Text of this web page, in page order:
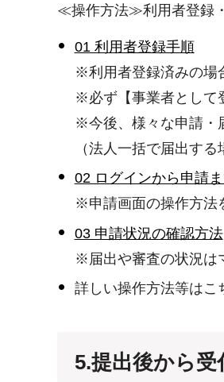
≪操作方法≫利用者登録
01 利用者登録手順
※利用者登録済みの場
※必ず【事業者として
※今後、様々な申請・
（法人一括で届出す
02 ログインから申請
※申請画面の操作方法
03 申請状況の確認方法
※届出や審査の状況は
詳しい操作方法等は
5.提出後から